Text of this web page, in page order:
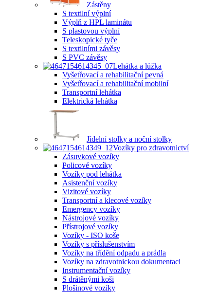
Zástěny
S textilní výplní
Výplň z HPL laminátu
S plastovou výplní
Teleskopické tyče
S textilními závěsy
S PVC závěsy
Lehátka a lůžka
Vyšetřovací a rehabilitační pevná
Vyšetřovací a rehabilitační mobilní
Transportní lehátka
Elektrická lehátka
Jídelní stolky a noční stolky
Vozíky pro zdravotnictví
Zásuvkové vozíky
Policové vozíky
Vozíky pod lehátka
Asistenční vozíky
Vizitové vozíky
Transportní a klecové vozíky
Emergency vozíky
Nástrojové vozíky
Přístrojové vozíky
Vozíky - ISO koše
Vozíky s příslušenstvím
Vozíky na třídění odpadu a prádla
Vozíky na zdravotnickou dokumentaci
Instrumentační vozíky
S drátěnými koši
Plošinové vozíky